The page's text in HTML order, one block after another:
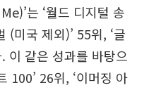
는 ‘월드 디지털 송
(미국 제외)’ 55위, ‘글
이 같은 성과를 바탕으
100’ 26위, ‘이머징 아